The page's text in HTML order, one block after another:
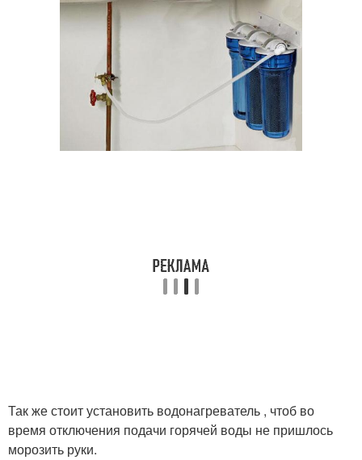
Так же стоит установить водонагреватель , чтоб во
время отключения подачи горячей воды не пришлось
морозить руки.